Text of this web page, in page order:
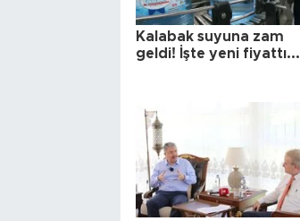
Kalabak suyuna zam
geldi! İşte yeni fiyattı...